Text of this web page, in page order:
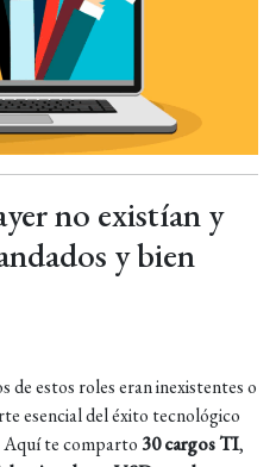
no existían y
y bien
de estos roles eran inexistentes o
esencial del éxito tecnológico
Aquí te comparto 30 cargos TI,